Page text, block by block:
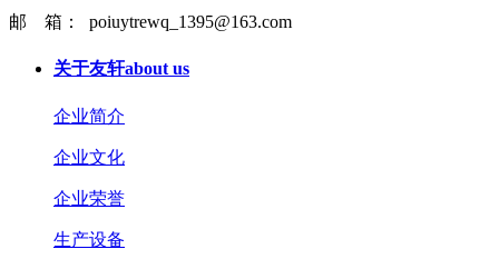
邮 箱： poiuytrewq_1395@163.com
关于友轩about us
企业简介
企业文化
企业荣誉
生产设备